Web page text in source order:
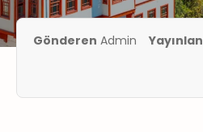
Gönderen Admin